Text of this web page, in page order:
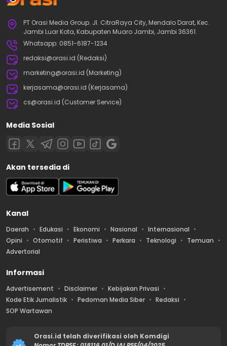
PT Orasi Media Group. Jl. CitraRaya City, Mendalo Darat, Kec.
Jambi Luar Kota, Kabupaten Muaro Jambi, Jambi 36361.
Whatsapp: 0851-6187-1234
redaksi@orasi.id (Redaksi)
marketing@orasi.id (Marketing)
kerjasama@orasi.id (Kerjasama)
cs@orasi.id (Customer Service)
Media Sosial
Akan tersedia di
Kanal
Daerah Edukasi Ekonomi Nasional
Internasional
Opini
Otomotif Peristiwa Perkara Teknologi
Temuan
Advertorial
Informasi
Advertisement Disclaimer
Kebijakan Privasi
Kode Etik Jurnalistik
Pedoman Media Siber
Redaksi
SOP Wartawan
Orasi.id telah diverifikasi oleh Komdigi